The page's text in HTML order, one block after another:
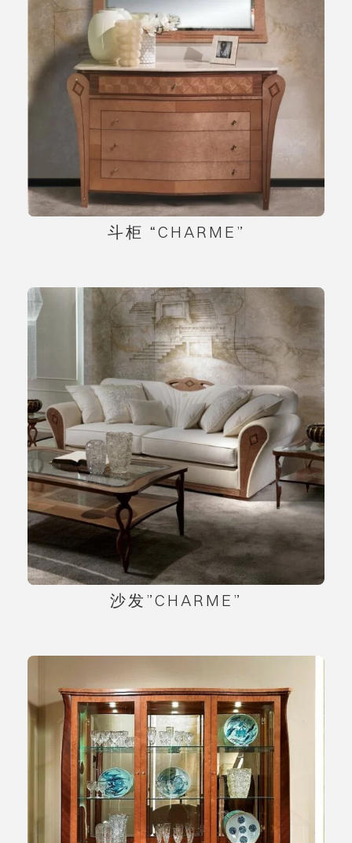
斗柜 “CHARME”
沙发”CHARME”